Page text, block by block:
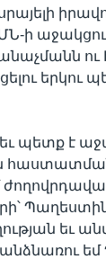
ի
ու
երկու
պետք է
հաստատման
եւ